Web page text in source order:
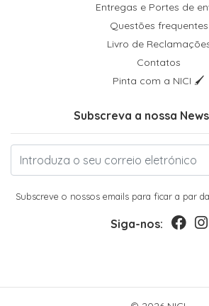
Entregas e Portes de
Questões frequentes
Livro de
Contatos
Pinta com a NICI 🖌
Subscreva a nossa
Subscreve o nossos emails para ficar a par
Siga-nos: